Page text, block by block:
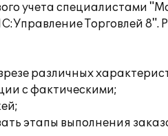
учета
Торговлей 8".
различных
с фактическими;
этапы выполнения